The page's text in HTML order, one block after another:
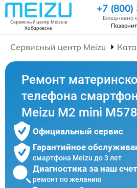
Сервисный центр Meizuв
Хабаровске
+7
Ежедневно
Сервисный центр Meizu
Ремонт
телефона
Meizu M2 mini
Официальный сервис
Гарантийное
смартфона Meizu до 3 лет
Диагностика за наш
ремонт по желанию